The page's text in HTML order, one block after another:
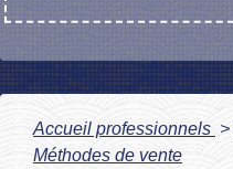
Accueil professionnels >
Méthodes de vente